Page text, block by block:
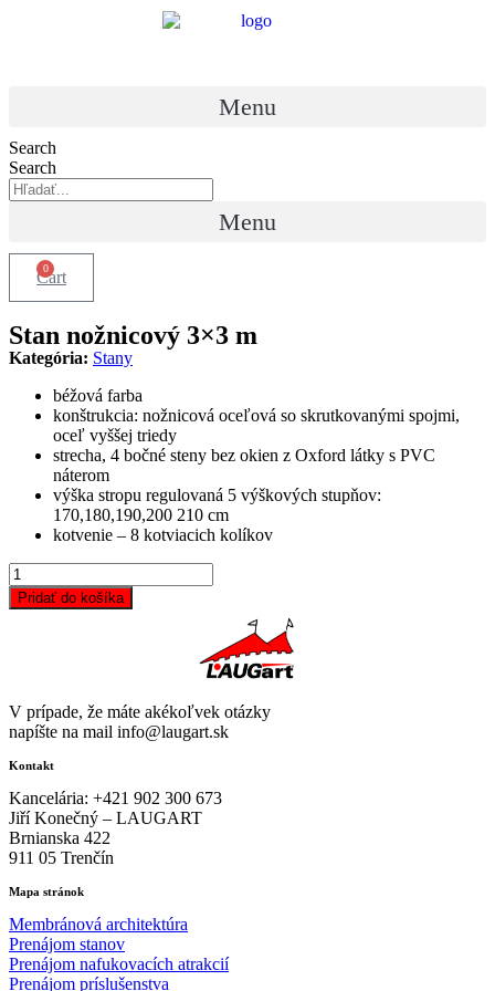
Menu
Search
Search
Menu
0
Cart
Stan nožnicový 3×3 m
Kategória: Stany
béžová farba
konštrukcia: nožnicová oceľová so skrutkovanými spojmi,
oceľ vyššej triedy
strecha, 4 bočné steny bez okien z Oxford látky s PVC
náterom
výška stropu regulovaná 5 výškových stupňov:
170,180,190,200 210 cm
kotvenie – 8 kotviacich kolíkov
množstvo
Stan
nožnicový
Pridať do košíka
V prípade, že máte akékoľvek otázky
napíšte na mail info@laugart.sk
Kontakt
Kancelária: +421 902 300 673
Jiří Konečný – LAUGART
Brnianska 422
911 05 Trenčín
Mapa stránok
Membránová architektúra
Prenájom stanov
Prenájom nafukovacích atrakcií
Prenájom príslušenstva